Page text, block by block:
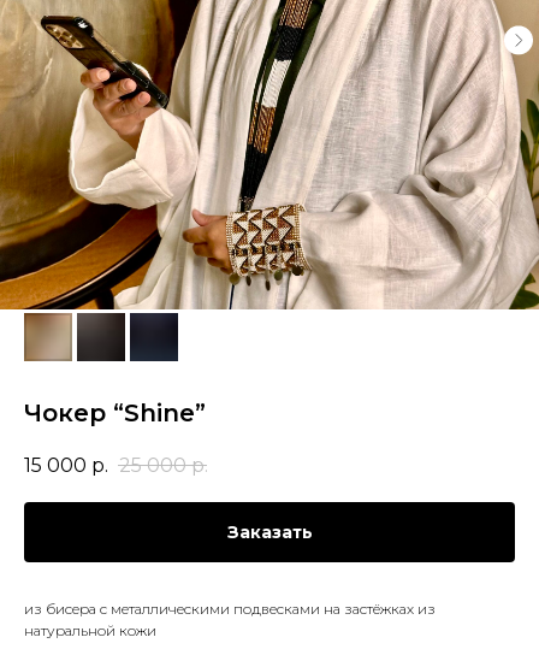
Чокер “Shine”
15 000 р. 25 000 р.
Заказать
из бисера с металлическими подвесками на застёжках из
натуральной кожи